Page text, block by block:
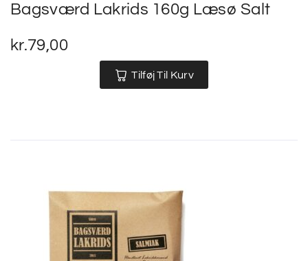
Bagsværd Lakrids 160g Læsø Salt
kr.79,00
Tilføj Til Kurv